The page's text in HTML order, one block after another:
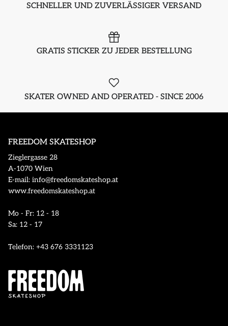
SCHNELLER UND ZUVERLÄSSIGER VERSAND
GRATIS STICKER ZU JEDER BESTELLUNG
SKATER OWNED AND OPERATED - SINCE 2006
FREEDOM SKATESHOP
Zieglergasse 28
A-1070 Wien
E-mail: info@freedomskateshop.at
www.freedomskateshop.at
Mo - Fr: 12 - 18
Sa: 12 - 17
Telefon: +43 676 3331123